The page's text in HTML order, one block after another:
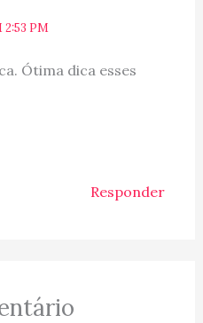
2:53 PM
Ótima dica esses
Responder